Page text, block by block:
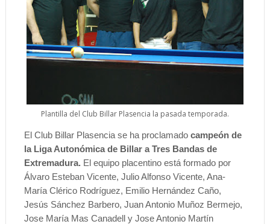
Plantilla del Club Billar Plasencia la pasada temporada.
El Club Billar Plasencia se ha proclamado campeón de
la Liga Autonómica de Billar a Tres Bandas de
Extremadura. El equipo placentino está formado por
Álvaro Esteban Vicente, Julio Alfonso Vicente, Ana-
María Clérico Rodríguez, Emilio Hernández Caño,
Jesús Sánchez Barbero, Juan Antonio Muñoz Bermejo,
Jose María Mas Canadell y Jose Antonio Martín